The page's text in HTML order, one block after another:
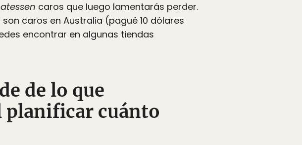
caros que luego lamentarás perder.
caros en Australia (pagué 10 dólares
encontrar en algunas tiendas
de lo que
planificar cuánto